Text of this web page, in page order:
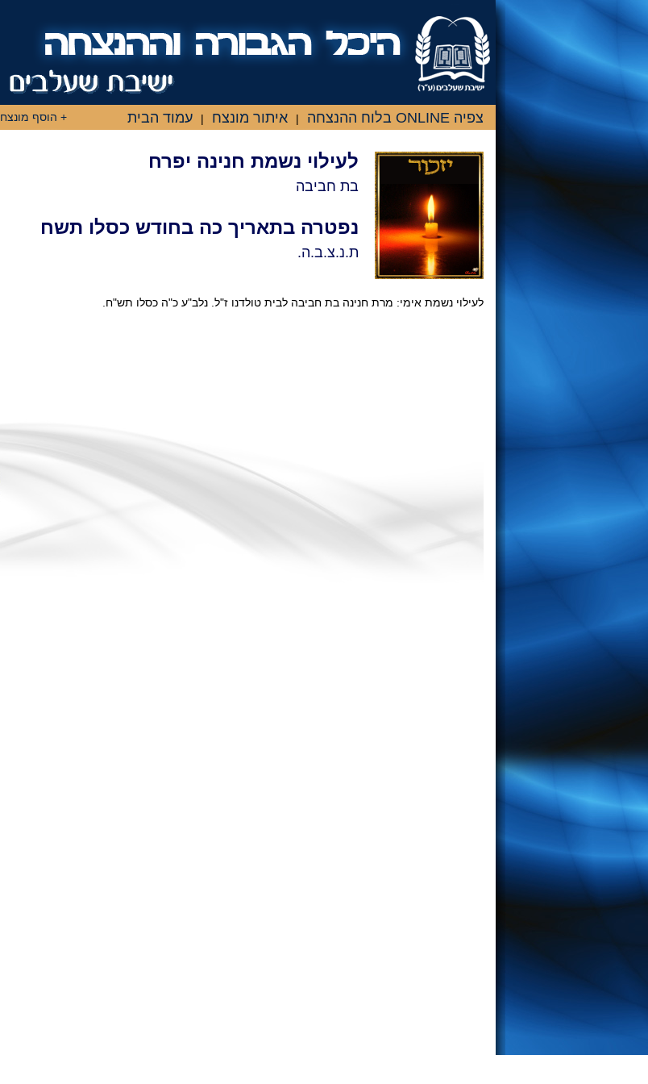
צפיה ONLINE בלוח ההנצחה | איתור מונצח | עמוד הבית + הוסף מונצח
לעילוי נשמת חנינה יפרח
בת חביבה
נפטרה בתאריך כה בחודש כסלו תשח
ת.נ.צ.ב.ה.
לעילוי נשמת אימי: מרת חנינה בת חביבה לבית טולדנו ז"ל. נלב"ע כ"ה כסלו תש"ח.